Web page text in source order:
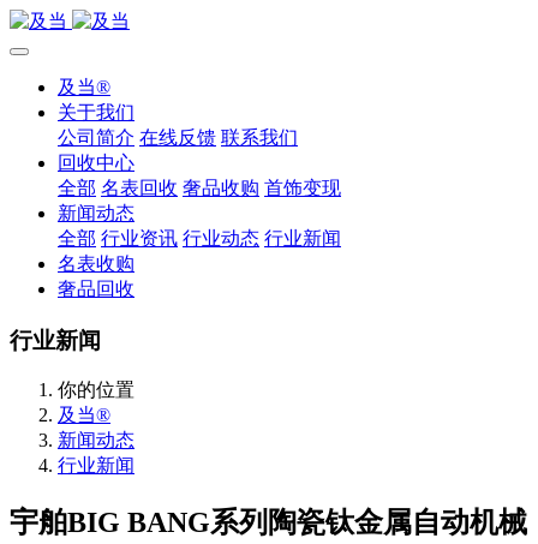
及当®
关于我们
公司简介 在线反馈 联系我们
回收中心
全部 名表回收 奢品收购 首饰变现
新闻动态
全部 行业资讯 行业动态 行业新闻
名表收购
奢品回收
行业新闻
你的位置
及当®
新闻动态
行业新闻
宇舶BIG BANG系列陶瓷钛金属自动机械